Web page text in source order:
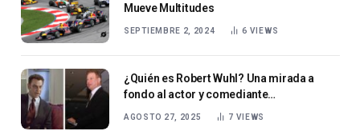
Mueve Multitudes
SEPTIEMBRE 2, 2024 6 VIEWS
¿Quién es Robert Wuhl? Una mirada a
fondo al actor y comediante
AGOSTO 27, 2025 7 VIEWS